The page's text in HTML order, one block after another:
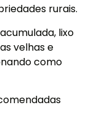
rurais.
lixo
velhas e
como